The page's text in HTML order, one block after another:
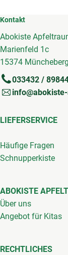
Kontakt
Abokiste
Marienfeld 1c
15374 Müncheberg
033432 /
LIEFERSERVICE
Häufige Fragen
Schnupperkiste
ABOKISTE
Über uns
Angebot für Kitas
RECHTLICHES